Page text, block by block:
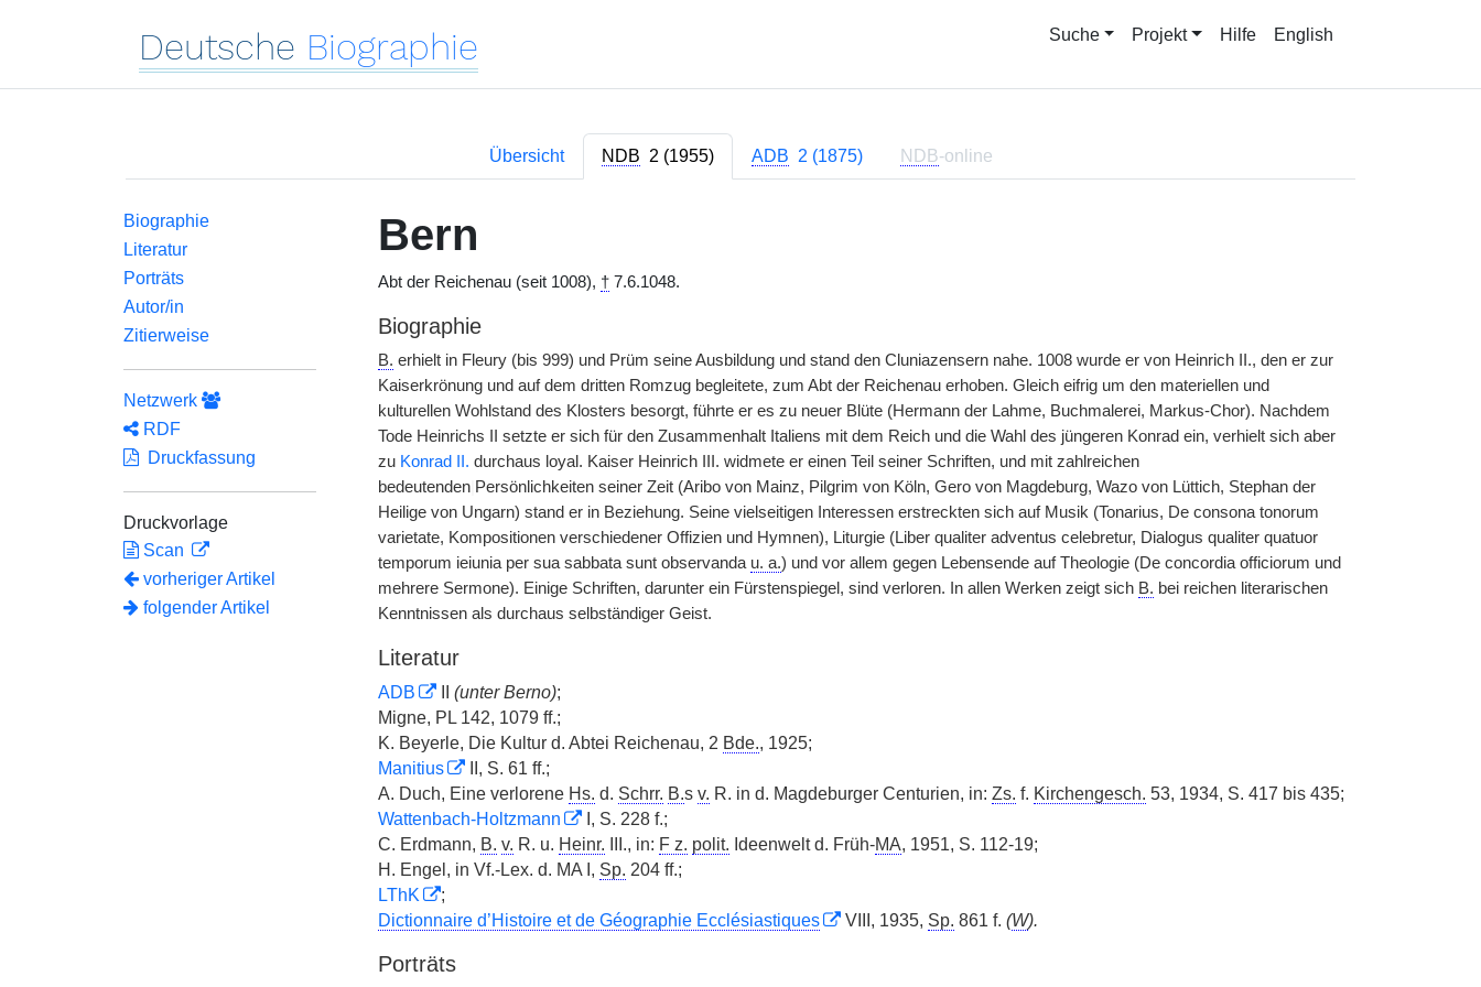
Deutsche Biographie Suche Projekt Hilfe English
Übersicht NDB 2 (1955) ADB 2 (1875) NDB-online
Biographie
Literatur
Porträts
Autor/in
Zitierweise
Netzwerk
RDF
Druckfassung
Druckvorlage
Scan
vorheriger Artikel
folgender Artikel
Bern
Abt der Reichenau (seit 1008), †7.6.1048.
Biographie
B. erhielt in Fleury (bis 999) und Prüm seine Ausbildung und stand den Cluniazensern nahe. 1008 wurde er von Heinrich II., den er zur
Kaiserkrönung und auf dem dritten Romzug begleitete, zum Abt der Reichenau erhoben. Gleich eifrig um den materiellen und
kulturellen Wohlstand des Klosters besorgt, führte er es zu neuer Blüte (Hermann der Lahme, Buchmalerei, Markus-Chor). Nachdem
Tode Heinrichs II setzte er sich für den Zusammenhalt Italiens mit dem Reich und die Wahl des jüngeren Konrad ein, verhielt sich aber
zu Konrad II. durchaus loyal. Kaiser Heinrich III. widmete er einen Teil seiner Schriften, und mit zahlreichen
bedeutenden| Persönlichkeiten seiner Zeit (Aribo von Mainz, Pilgrim von Köln, Gero von Magdeburg, Wazo von Lüttich, Stephan der
Heilige von Ungarn) stand er in Beziehung. Seine vielseitigen Interessen erstreckten sich auf Musik (Tonarius, De consona tonorum
varietate, Kompositionen verschiedener Offizien und Hymnen), Liturgie (Liber qualiter adventus celebretur, Dialogus qualiter quatuor
temporum ieiunia per sua sabbata sunt observanda u. a.) und vor allem gegen Lebensende auf Theologie (De concordia officiorum und
mehrere Sermone). Einige Schriften, darunter ein Fürstenspiegel, sind verloren. In allen Werken zeigt sich B. bei reichen literarischen
Kenntnissen als durchaus selbständiger Geist.
Literatur
ADB II (unter Berno);
Migne, PL 142, 1079 ff.;
K. Beyerle, Die Kultur d. Abtei Reichenau, 2 Bde., 1925;
Manitius
II, S. 61 ff.;
A. Duch, Eine verlorene Hs. d. Schrr. B.s v. R. in d. Magdeburger Centurien, in: Zs. f. Kirchengesch. 53, 1934, S. 417 bis 435;
Wattenbach-Holtzmann
I, S. 228 f.;
C. Erdmann, B. v. R. u. Heinr. III., in: F z. polit. Ideenwelt d. Früh-MA, 1951, S. 112-19;
H. Engel, in Vf.-Lex. d. MA I, Sp. 204 ff.;
LThK
;
Dictionnaire d’Histoire et de Géographie Ecclésiastiques
VIII, 1935, Sp. 861 f. (W).
Porträts